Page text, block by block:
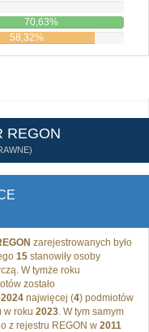
70,63%
58,32%
REGON
zarejestrowanych było
15 stanowiły osoby
W tymże roku
zostało
2024 najwięcej (4) podmiotów
w roku 2023. W tym samym
z rejestru REGON w 2011